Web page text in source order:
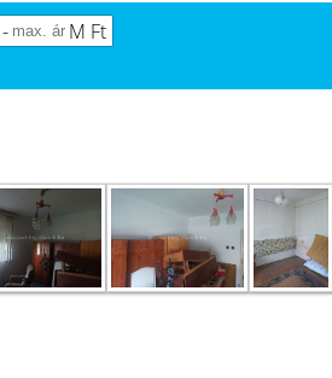
- M Ft